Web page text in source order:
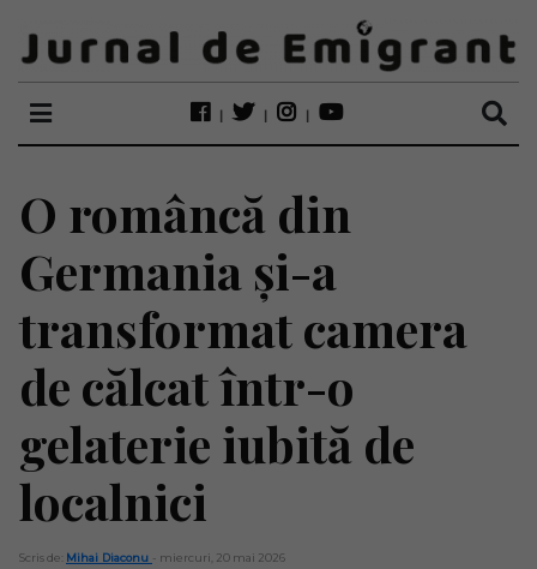
O româncă din
Germania și-a
transformat camera
de călcat într-o
gelaterie iubită de
localnici
Scris de: Mihai Diaconu - miercuri, 20 mai 2026